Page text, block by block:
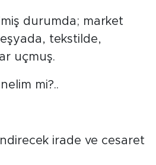
durumda; market
tekstilde,
uçmuş.
mi?..
irade ve cesaret